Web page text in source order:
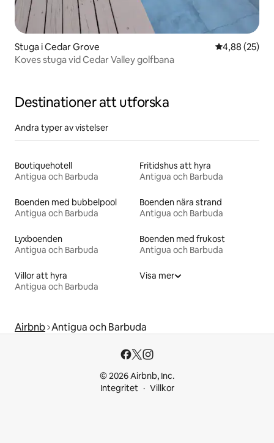
Stuga i Cedar Grove 4,88 av 5 i
4,88 (25)
Koves stuga vid Cedar Valley golfbana
Destinationer att utforska
Andra typer av vistelser
Boutiquehotell
Antigua och Barbuda
Fritidshus att hyra
Antigua och Barbuda
Boenden med bubbelpool
Antigua och Barbuda
Boenden nära strand
Antigua och Barbuda
Lyxboenden
Antigua och Barbuda
Boenden med frukost
Antigua och Barbuda
Villor att hyra
Antigua och Barbuda
Visa mer
Airbnb Antigua och Barbuda
© 2026 Airbnb, Inc.
Integritet
Villkor